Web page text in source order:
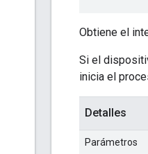
Obtiene el
Si el
inicia el
Detalles
Parámetros